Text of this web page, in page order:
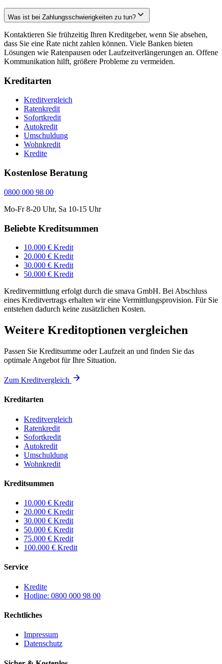
Was ist bei Zahlungsschwierigkeiten zu tun?
Kontaktieren Sie frühzeitig Ihren Kreditgeber, wenn Sie absehen,
dass Sie eine Rate nicht zahlen können. Viele Banken bieten
Lösungen wie Ratenpausen oder Laufzeitverlängerungen an. Offene
Kommunikation hilft, größere Probleme zu vermeiden.
Kreditarten
Kreditvergleich
Ratenkredit
Sofortkredit
Autokredit
Umschuldung
Wohnkredit
Kredite
Kostenlose Beratung
0800 000 98 00
Mo-Fr 8-20 Uhr, Sa 10-15 Uhr
Beliebte Kreditsummen
10.000 € Kredit
20.000 € Kredit
30.000 € Kredit
50.000 € Kredit
Kreditvermittlung erfolgt durch die smava GmbH. Bei Abschluss
eines Kreditvertrags erhalten wir eine Vermittlungsprovision. Für Sie
entstehen dadurch keine zusätzlichen Kosten.
Weitere Kreditoptionen vergleichen
Passen Sie Kreditsumme oder Laufzeit an und finden Sie das
optimale Angebot für Ihre Situation.
Zum Kreditvergleich
Kreditarten
Kreditvergleich
Ratenkredit
Sofortkredit
Autokredit
Umschuldung
Wohnkredit
Kreditsummen
10.000 € Kredit
20.000 € Kredit
30.000 € Kredit
50.000 € Kredit
75.000 € Kredit
100.000 € Kredit
Service
Kredite
Hotline: 0800 000 98 00
Rechtliches
Impressum
Datenschutz